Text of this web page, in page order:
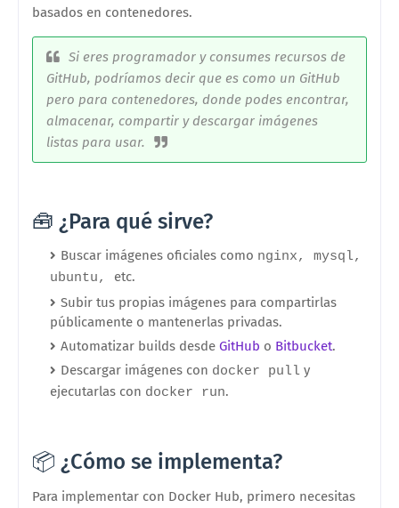
basados en contenedores.
Si eres programador y consumes recursos de
GitHub, podríamos decir que es como un GitHub
pero para contenedores, donde podes encontrar,
almacenar, compartir y descargar imágenes
listas para usar.
🧰 ¿Para qué sirve?
Buscar imágenes oficiales como nginx, mysql,
ubuntu, etc.
Subir tus propias imágenes para compartirlas
públicamente o mantenerlas privadas.
Automatizar builds desde GitHub o Bitbucket.
Descargar imágenes con docker pull y
ejecutarlas con docker run.
📦 ¿Cómo se implementa?
Para implementar con Docker Hub, primero necesitas